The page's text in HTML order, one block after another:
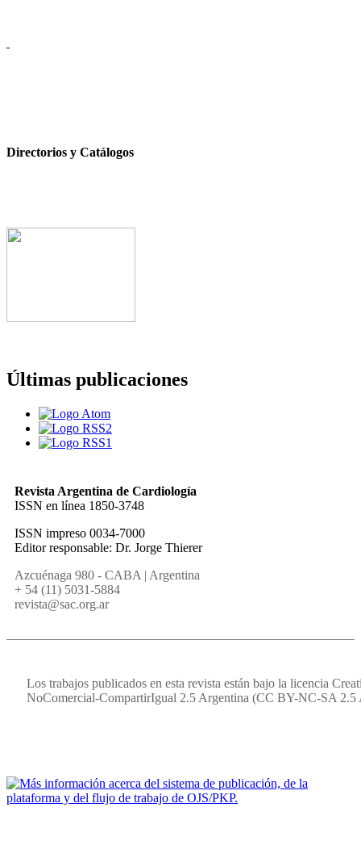
Directorios y Catálogos
Últimas publicaciones
Revista Argentina de Cardiología
ISSN en línea 1850-3748
ISSN impreso 0034-7000
Editor responsable: Dr. Jorge Thierer
Azcuénaga 980 - CABA | Argentina
+ 54 (11) 5031-5884
revista@sac.org.ar
Los trabajos publicados en esta revista están bajo la licencia
NoComercial-CompartirIgual 2.5 Argentina (CC BY-NC-SA 2.5